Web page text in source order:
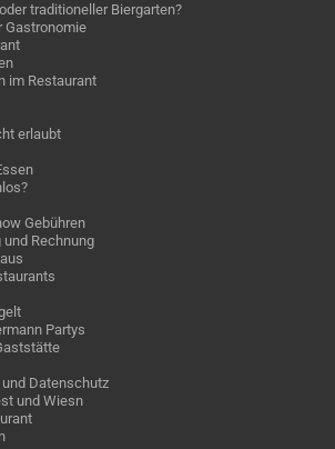
traditioneller Biergarten?
Gastronomie
im Restaurant
erlaubt
Gebühren
und Rechnung
Partys
Datenschutz
und Wiesn